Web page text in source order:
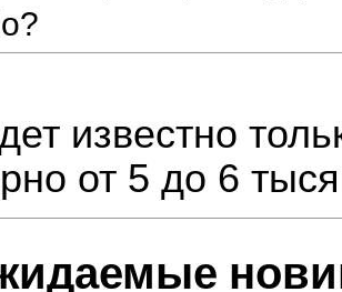
известно
от 5 до 6